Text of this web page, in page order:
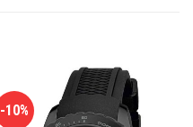
-10%